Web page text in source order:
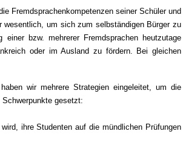
Fremdsprachenkompetenzen seiner Schüler und
um sich zum selbständigen Bürger zu
bzw. mehrerer Fremdsprachen heutzutage
oder im Ausland zu fördern. Bei gleichen
wir mehrere Strategien eingeleitet, um die
gesetzt:
ihre Studenten auf die mündlichen Prüfungen